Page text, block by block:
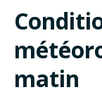
matin